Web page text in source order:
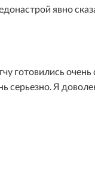
явно
готовились
серьезно. Я